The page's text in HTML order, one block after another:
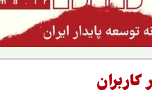
کاربران